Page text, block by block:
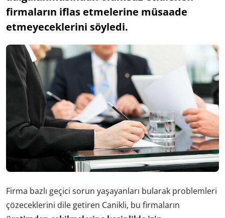
firmaların iflas etmelerine müsaade
etmeyeceklerini söyledi.
Firma bazlı geçici sorun yaşayanları bularak problemleri
çözeceklerini dile getiren Canikli, bu firmaların